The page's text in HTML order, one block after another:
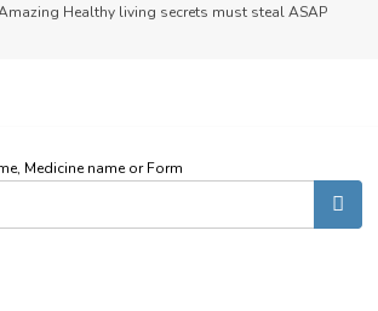
Healthy living secrets must steal ASAP
Medicine name or Form